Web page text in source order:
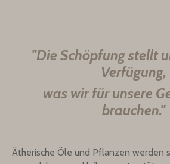
"Die Schöpfung stellt
Verfügung,
was wir für unsere
brauchen."
Ätherische Öle und Pflanzen werden